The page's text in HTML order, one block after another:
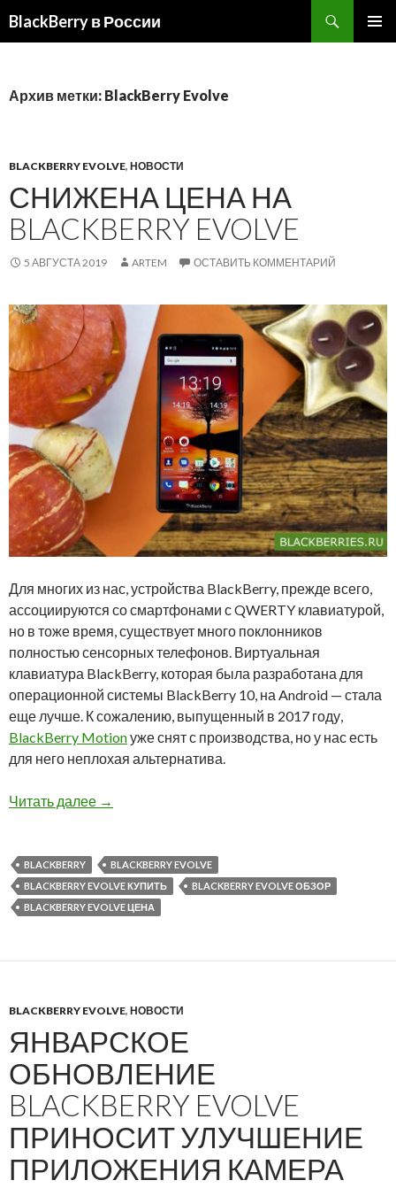
BlackBerry в России
Архив метки: BlackBerry Evolve
BLACKBERRY EVOLVE, НОВОСТИ
СНИЖЕНА ЦЕНА НА
BLACKBERRY EVOLVE
5 АВГУСТА 2019 ARTEM ОСТАВИТЬ КОММЕНТАРИЙ
Для многих из нас, устройства BlackBerry, прежде всего,
ассоциируются со смартфонами с QWERTY клавиатурой,
но в тоже время, существует много поклонников
полностью сенсорных телефонов. Виртуальная
клавиатура BlackBerry, которая была разработана для
операционной системы BlackBerry 10, на Android — стала
еще лучше. К сожалению, выпущенный в 2017 году,
BlackBerry Motionуже снят с производства, но у нас есть
для него неплохая альтернатива.
Читать далее Снижена цена на BlackBerry Evolve
→
BLACKBERRY
BLACKBERRY EVOLVE
BLACKBERRY EVOLVE КУПИТЬ
BLACKBERRY EVOLVE ОБЗОР
BLACKBERRY EVOLVE ЦЕНА
BLACKBERRY EVOLVE, НОВОСТИ
ЯНВАРСКОЕ
ОБНОВЛЕНИЕ
BLACKBERRY EVOLVE
ПРИНОСИТ УЛУЧШЕНИЕ
ПРИЛОЖЕНИЯ КАМЕРА